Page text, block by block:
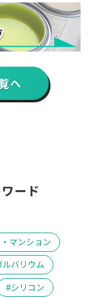
へ
ード
マンション
ルバリウム
シリコン